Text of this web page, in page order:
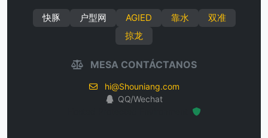
快豚 户型网 AGIED 靠水
双准
掠龙
MESA CONTÁCTANOS
hi@Shouniang.com
QQ/Wechat